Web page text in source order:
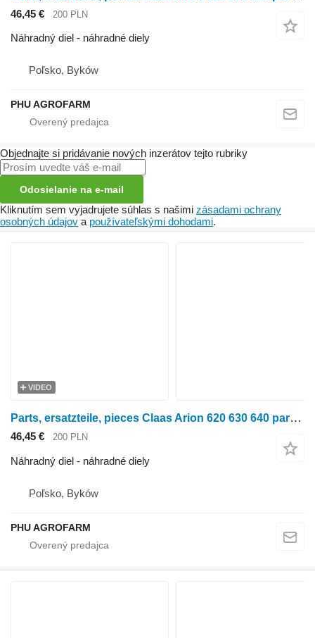
46,45 € 200 PLN
Náhradný diel - náhradné diely
Poľsko, Byków
PHU AGROFARM
Objednajte si pridávanie nových inzerátov tejto rubriky
Odosielanie na e-mail
Kliknutím sem vyjadrujete súhlas s našimi zásadami ochrany
osobných údajov a používateľskými dohodami.
VIDEO
Parts, ersatzteile, pieces Claas Arion 620 630 640 parts, ersatzteile, pieces na kolesového traktora Claas Arion 620 630 640
46,45 € 200 PLN
Náhradný diel - náhradné diely
Poľsko, Byków
PHU AGROFARM